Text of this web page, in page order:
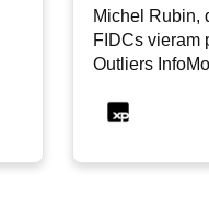
Michel Rubin,
FIDCs vieram
Outliers